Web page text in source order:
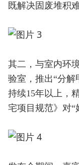
既解决固废堆积
其二，与室内环
验室，推出“分
持续15年以上，
宅项目规范》对“